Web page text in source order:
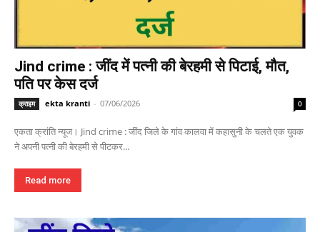
Jind crime : जींद में पत्नी की बेरहमी से पिटाई, मौत,
पति पर केस दर्ज
क्राइम ekta kranti - 07/06/2026 0
एकता क्रांति न्यूज। Jind crime : जींद जिले के गांव कालवा में कहासुनी के चलते एक युवक
ने अपनी पत्नी की बेरहमी से पीटकर...
Read more